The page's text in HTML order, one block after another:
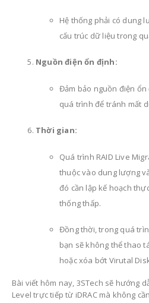
Hệ thống phải có dung
cấu trúc dữ liệu trong
Nguồn điện ổn định:
Đảm bảo nguồn điện
quá trình để tránh mất
Thời gian:
Quá trình RAID Live
thuộc vào dung lượng
đó cần lập kế hoạch
thống thấp.
Đồng thời, trong quá
bạn sẽ không thể thao
hoặc xóa bớt Virutal
Bài viết hôm nay, 3STech sẽ hướng
Level trực tiếp từ iDRAC mà không